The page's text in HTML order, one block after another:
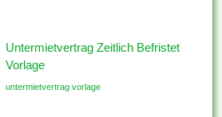
Untermietvertrag Zeitlich Befristet
Vorlage
untermietvertrag vorlage